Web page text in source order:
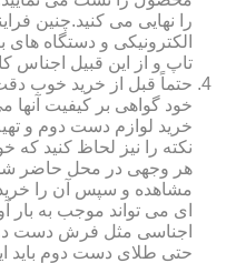
را نهایی می کنید.چنین
الکترونیکی و دستگاه های
تاپ و از این قبیل اجناس
حتماً قبل از خرید خوب
خود گواهی بر کیفیت آنها
خرید لوازم دست دوم و
نکته را نیز لحاظ کنید که
هر وجهی در محل حاضر
مشاهده و سپس آن را
ای می تواند موجب به بار
اجناسی مثل فرش دست
حتی طلای دست دوم باید